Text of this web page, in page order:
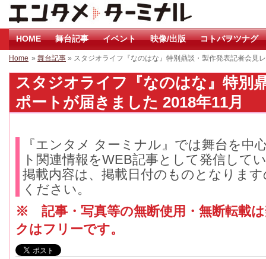
HOME 舞台記事 イベント 映像/出版 コトバヲツナグ
Home » 舞台記事 » スタジオライフ『なのはな』特別鼎談・製作発表記者会見
スタジオライフ『なのはな』特別
ポートが届きました 2018年11月
『エンタメ ターミナル』では舞台を中
ト関連情報をWEB記事として発信して
掲載内容は、掲載日付のものとなりま
ください。
※ 記事・写真等の無断使用・無断転載
クはフリーです。